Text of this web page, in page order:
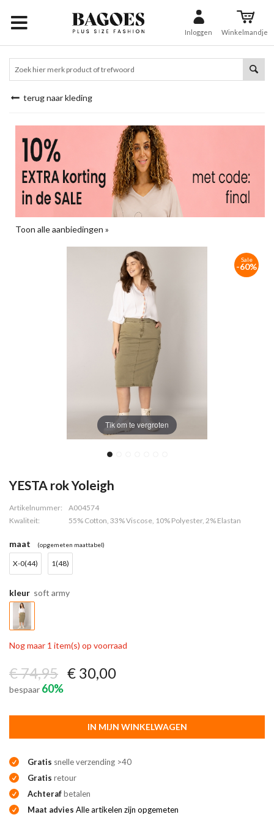
Inloggen Winkelmandje
terug naar kleding
Toon alle aanbiedingen »
Tik om te vergroten
Sale
-60%
YESTA rok Yoleigh
Artikelnummer:
A004574
Kwaliteit:
55% Cotton, 33% Viscose, 10% Polyester, 2% Elastan
maat (opgemeten maattabel)
X-0(44) 1(48)
kleur soft army
Nog maar 1 item(s) op voorraad
€ 74,95 € 30,00
bespaar 60%
IN MIJN WINKELWAGEN
Gratis snelle verzending >40
Gratis retour
Achterafbetalen
Maat advies Alle artikelen zijn opgemeten